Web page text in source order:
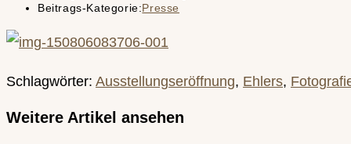
Beitrags-Kategorie:Presse
Schlagwörter: Ausstellungseröffnung, Ehlers,
Weitere Artikel ansehen